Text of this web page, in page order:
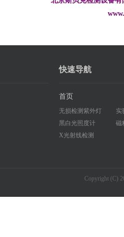
快速导航
首页
无损检测紫外灯
实
黑白光照度计
磁
X光射线检测
Copyright (C)